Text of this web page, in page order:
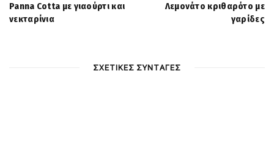
Panna Cotta με γιαούρτι και
νεκταρίνια
Λεμονάτο κριθαρότο με
γαρίδες
ΣΧΕΤΙΚΕΣ ΣΥΝΤΑΓΕΣ